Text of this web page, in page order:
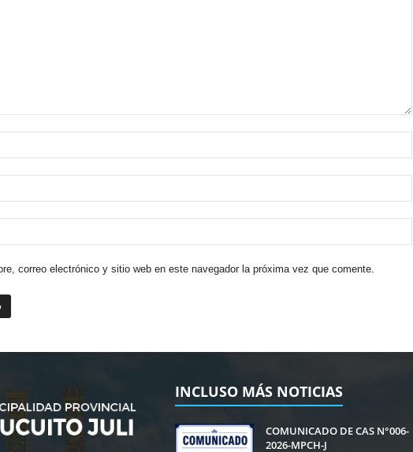
correo electrónico y sitio web en este navegador la próxima vez que comente.
INCLUSO MÁS NOTICIAS
COMUNICADO DE CAS N°006-
2026-MPCH-J